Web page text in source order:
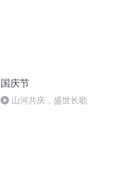
国庆节
山河共庆，盛世长歌